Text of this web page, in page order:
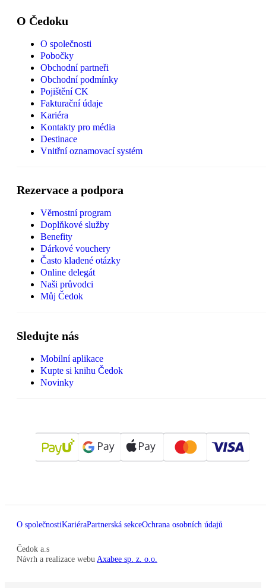
O Čedoku
O společnosti
Pobočky
Obchodní partneři
Obchodní podmínky
Pojištění CK
Fakturační údaje
Kariéra
Kontakty pro média
Destinace
Vnitřní oznamovací systém
Rezervace a podpora
Věrnostní program
Doplňkové služby
Benefity
Dárkové vouchery
Často kladené otázky
Online delegát
Naši průvodci
Můj Čedok
Sledujte nás
Mobilní aplikace
Kupte si knihu Čedok
Novinky
O společnostiKariéraPartnerská sekceOchrana osobních údajů
Čedok a.s
Návrh a realizace webu Axabee sp. z. o.o.